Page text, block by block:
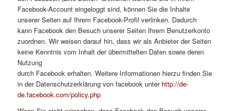
Facebook-Account eingeloggt sind, können Sie die Inhalte
unserer Seiten auf Ihrem Facebook-Profil verlinken. Dadurch
kann Facebook den Besuch unserer Seiten Ihrem Benutzerkonto
zuordnen. Wir weisen darauf hin, dass wir als Anbieter der Seiten
keine Kenntnis vom Inhalt der übermittelten Daten sowie deren
Nutzung
durch Facebook erhalten. Weitere Informationen hierzu finden Sie
in der Datenschutzerklärung von facebook unter http://de-
de.facebook.com/policy.php